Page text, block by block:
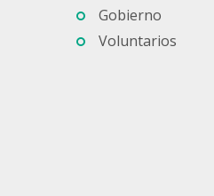
Gobierno
Voluntarios